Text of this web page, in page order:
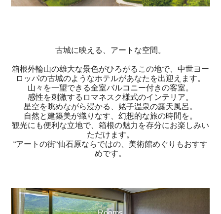
古城に映える、アートな空間。
箱根外輪山の雄大な景色がひろがるこの地で、中世ヨー
ロッパの古城のようなホテルがあなたを出迎えます。
山々を一望できる全室バルコニー付きの客室。
感性を刺激するロマネスク様式のインテリア。
星空を眺めながら浸かる、姥子温泉の露天風呂。
自然と建築美が織りなす、幻想的な旅の時間を。
観光にも便利な立地で、箱根の魅力を存分にお楽しみい
ただけます。
“アートの街“仙石原ならではの、美術館めぐりもおすす
めです。